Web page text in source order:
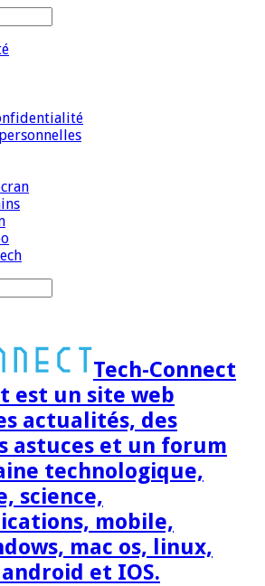
Tech-Connect
est un site web
actualités, des
astuces et un forum
technologique,
science,
mobile,
mac os, linux,
et IOS.